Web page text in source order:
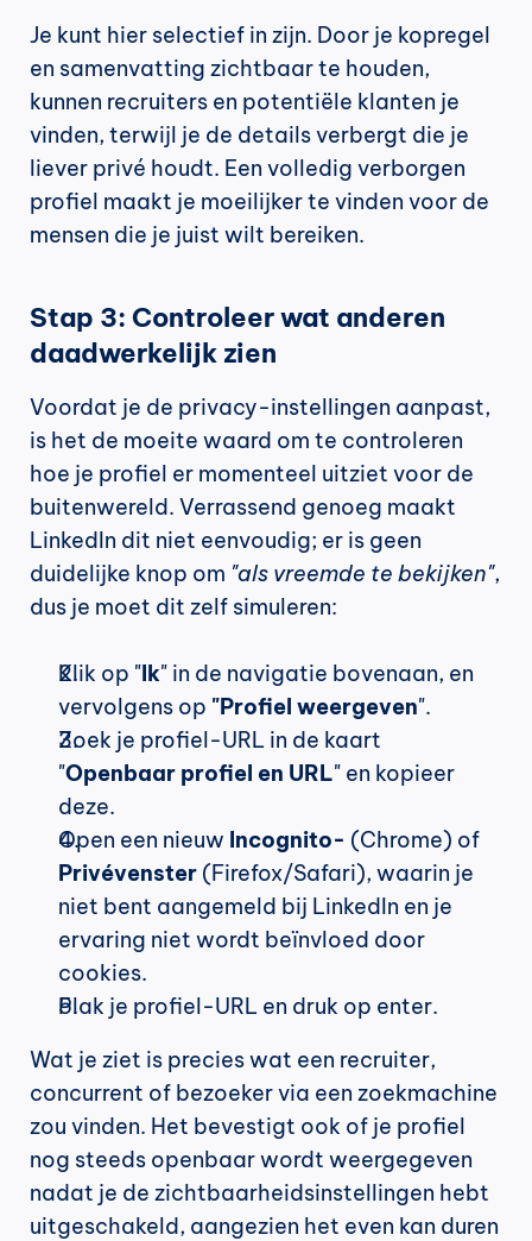
Je kunt hier selectief in zijn. Door je kopregel
en samenvatting zichtbaar te houden,
kunnen recruiters en potentiële klanten je
vinden, terwijl je de details verbergt die je
liever privé houdt. Een volledig verborgen
profiel maakt je moeilijker te vinden voor de
mensen die je juist wilt bereiken.
Stap 3: Controleer wat anderen
daadwerkelijk zien
Voordat je de privacy-instellingen aanpast,
is het de moeite waard om te controleren
hoe je profiel er momenteel uitziet voor de
buitenwereld. Verrassend genoeg maakt
LinkedIn dit niet eenvoudig; er is geen
duidelijke knop om "als vreemde te bekijken",
dus je moet dit zelf simuleren:
Klik op "Ik" in de navigatie bovenaan, en
vervolgens op "Profiel weergeven".
Zoek je profiel-URL in de kaart
"Openbaar profiel en URL" en kopieer
deze.
Open een nieuw Incognito-
Privévenster (Firefox/Safari), waarin je
niet bent aangemeld bij LinkedIn en je
ervaring niet wordt beïnvloed door
cookies.
Plak je profiel-URL en druk op enter.
Wat je ziet is precies wat een recruiter,
concurrent of bezoeker via een zoekmachine
zou vinden. Het bevestigt ook of je profiel
nog steeds openbaar wordt weergegeven
nadat je de zichtbaarheidsinstellingen hebt
uitgeschakeld, aangezien het even kan duren